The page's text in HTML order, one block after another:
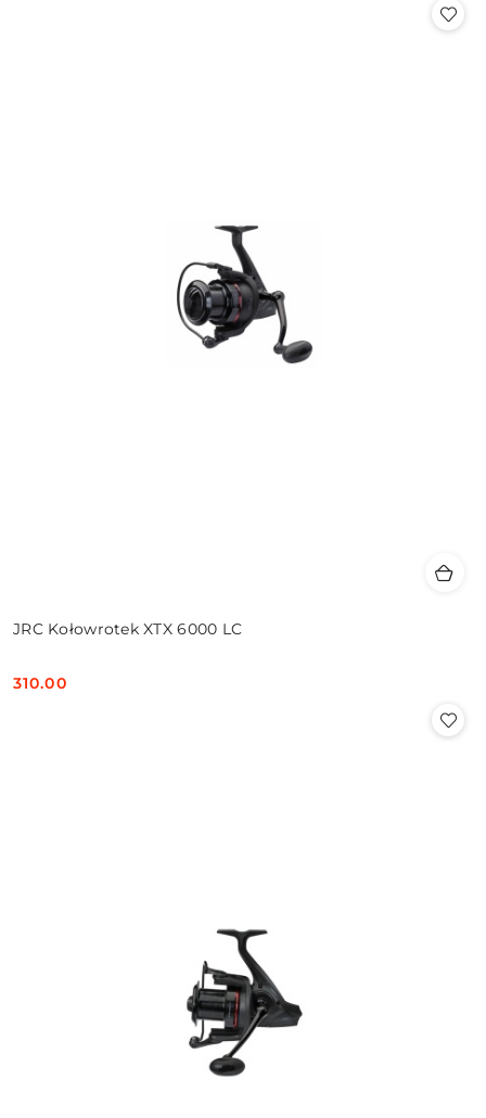
JRC Kołowrotek XTX 6000 LC
Cena:
310.00